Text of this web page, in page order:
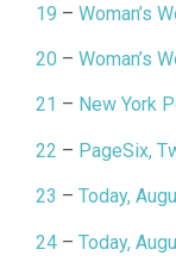
19 – Woman’s
20 – Woman’s
21 – New York
22 – PageSix,
23 – Today,
24 – Today,